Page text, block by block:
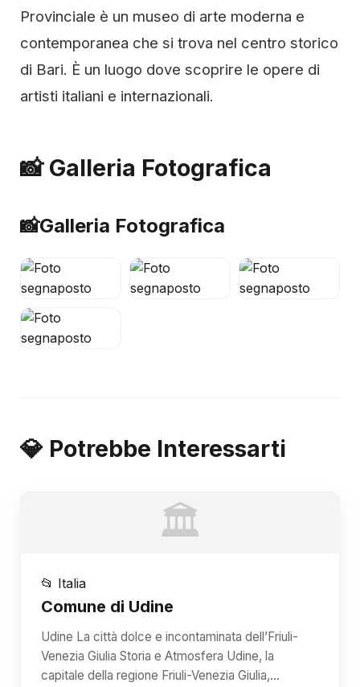
Provinciale è un museo di arte moderna e
contemporanea che si trova nel centro storico
di Bari. È un luogo dove scoprire le opere di
artisti italiani e internazionali.
📸 Galleria Fotografica
📸Galleria Fotografica
💎 Potrebbe Interessarti
🏛️
📂 Italia
Comune di Udine
Udine La città dolce e incontaminata dell’Friuli-
Venezia Giulia Storia e Atmosfera Udine, la
capitale della regione Friuli-Venezia Giulia,…